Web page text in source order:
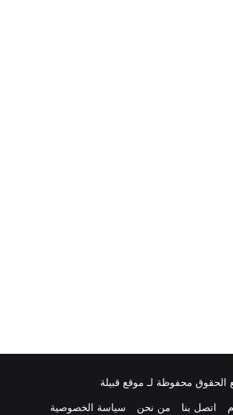
الحقوق محفوظة لـ موقع قبيلة
اتصل بنا من نحن سياسة الخصوصية